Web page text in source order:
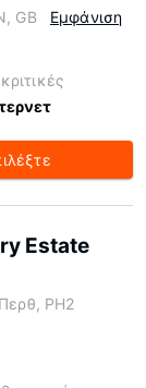
GB
Εμφάνιση
Estate
PH2